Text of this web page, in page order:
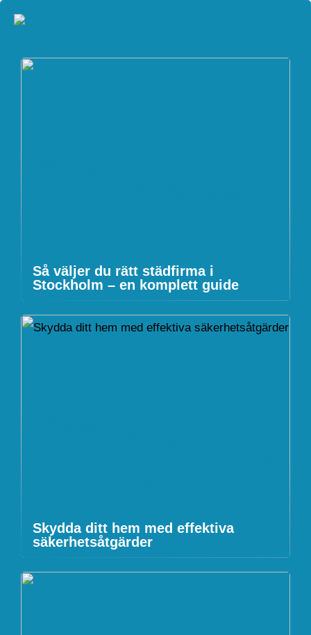
Så väljer du rätt städfirma i
Stockholm – en komplett guide
Skydda ditt hem med effektiva
säkerhetsåtgärder